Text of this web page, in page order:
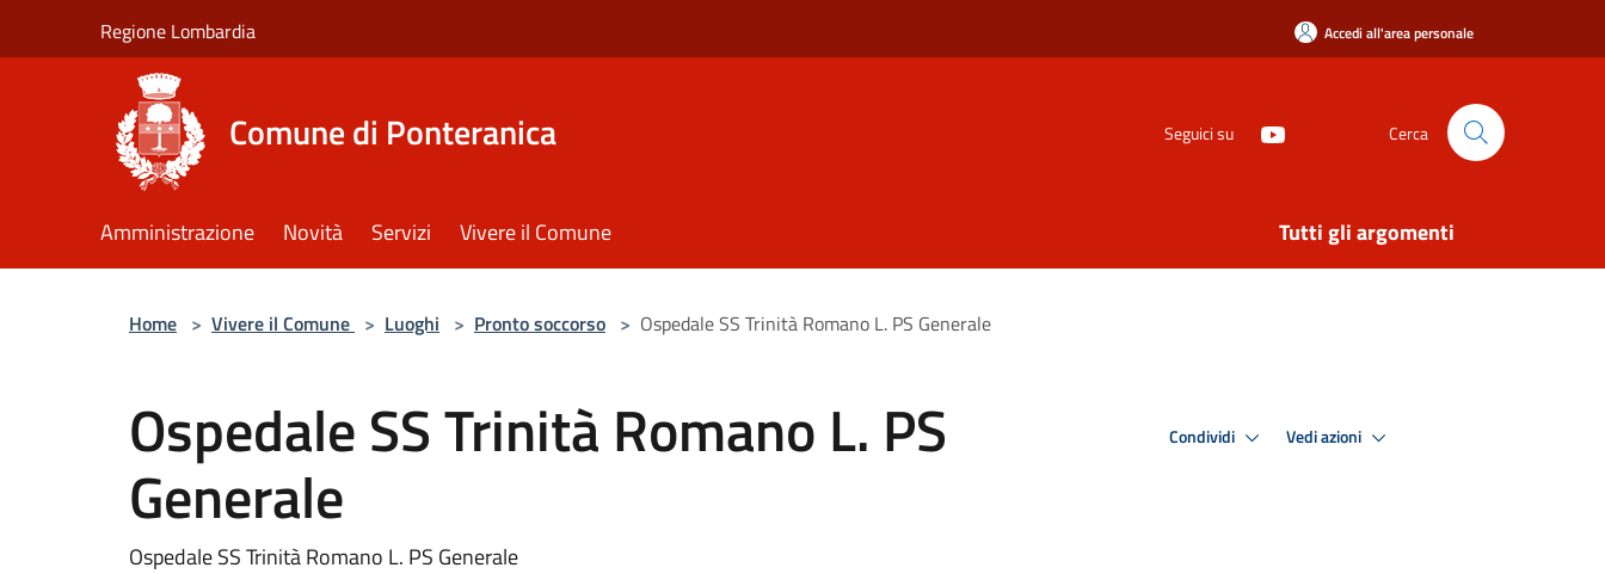
Regione Lombardia Accedi all'area personale
Comune di Ponteranica Seguici su Cerca
Amministrazione Novità Servizi Vivere il Comune Tutti gli argomenti
Home > Vivere il Comune > Luoghi > Pronto soccorso > Ospedale SS Trinità Romano L. PS Generale
Ospedale SS Trinità Romano L. PS
Generale
Ospedale SS Trinità Romano L. PS Generale
Condividi Vedi azioni